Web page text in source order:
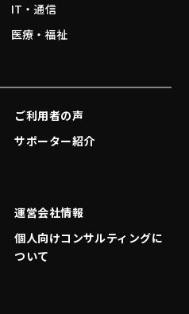
IT・通信
医療・福祉
ご利用者の声
サポーター紹介
運営会社情報
個人向けコンサルティングに
ついて